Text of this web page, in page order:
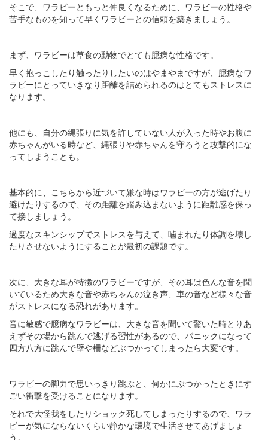
そこで、ワラビーともっと仲良くなるために、ワラビーの性格や
苦手なものを知って早くワラビーとの信頼を築きましょう。
まず、ワラビーは草食の動物でとても臆病な性格です。
早く抱っこしたり触ったりしたいのはやまやまですが、臆病なワ
ラビーにとっていきなり距離を詰められるのはとてもストレスに
なります。
他にも、自分の縄張りに気を許していない人が入った時やお腹に
赤ちゃんがいる時など、縄張りや赤ちゃんを守ろうと攻撃的にな
ってしまうことも。
基本的に、こちらから近づいて嫌な時はワラビーの方が逃げたり
避けたりするので、その距離を踏み込まないように距離感を保っ
て接しましょう。
過度なスキンシップでストレスを与えて、噛まれたり体調を壊し
たりさせないようにすることが最初の課題です。
次に、大きな耳が特徴のワラビーですが、その耳は色んな音を聞
いているため大きな音や赤ちゃんの泣き声、車の音など様々な音
がストレスになる恐れがあります。
音に敏感で臆病なワラビーは、大きな音を聞いて驚いた時とりあ
えずその場から跳んで逃げる習性があるので、パニックになって
四方八方に跳んで壁や柵などぶつかってしまったら大変です。
ワラビーの脚力で思いっきり跳ぶと、何かにぶつかったときにす
ごい衝撃を受けることになります。
それで大怪我をしたりショック死してしまったりするので、ワラ
ビーが気にならないくらい静かな環境で生活させてあげましょ
う。